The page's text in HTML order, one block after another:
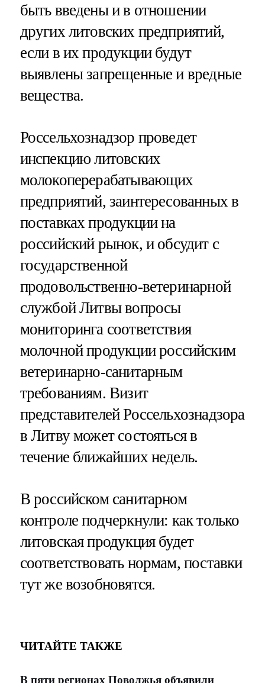
быть введены и в отношении
других литовских предприятий,
если в их продукции будут
выявлены запрещенные и вредные
вещества.
Россельхознадзор проведет
инспекцию литовских
молокоперерабатывающих
предприятий, заинтересованных в
поставках продукции на
российский рынок, и обсудит с
государственной
продовольственно-ветеринарной
службой Литвы вопросы
мониторинга соответствия
молочной продукции российским
ветеринарно-санитарным
требованиям. Визит
представителей Россельхознадзора
в Литву может состояться в
течение ближайших недель.
В российском санитарном
контроле подчеркнули: как только
литовская продукция будет
соответствовать нормам, поставки
тут же возобновятся.
ЧИТАЙТЕ ТАКЖЕ
В пяти регионах Поволжья объявили